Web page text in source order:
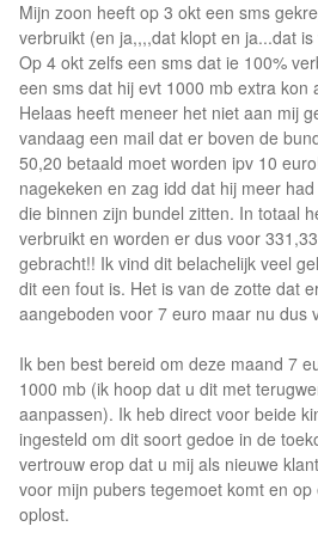
Mijn zoon heeft op 3 okt een sms
verbruikt (en ja,,,,dat klopt en ja...dat
Op 4 okt zelfs een sms dat ie 100%
een sms dat hij evt 1000 mb extra kon
Helaas heeft meneer het niet aan mij
vandaag een mail dat er boven de
50,20 betaald moet worden ipv 10
nagekeken en zag idd dat hij meer
die binnen zijn bundel zitten. In totaal
verbruikt en worden er dus voor
gebracht!! Ik vind dit belachelijk veel
dit een fout is. Het is van de zotte dat
aangeboden voor 7 euro maar nu dus
Ik ben best bereid om deze maand 7
1000 mb (ik hoop dat u dit met
aanpassen). Ik heb direct voor beide
ingesteld om dit soort gedoe in de
vertrouw erop dat u mij als nieuwe
voor mijn pubers tegemoet komt en
oplost.